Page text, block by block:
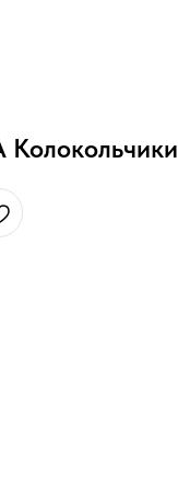
Колокольчики